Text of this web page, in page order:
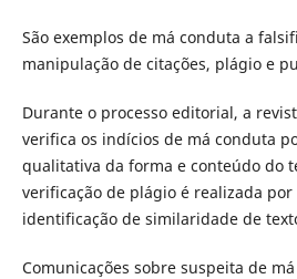
São exemplos de má conduta a
manipulação de citações, plágio e
Durante o processo editorial, a
verifica os indícios de má conduta
qualitativa da forma e conteúdo do
verificação de plágio é realizada
identificação de similaridade de
Comunicações sobre suspeita de